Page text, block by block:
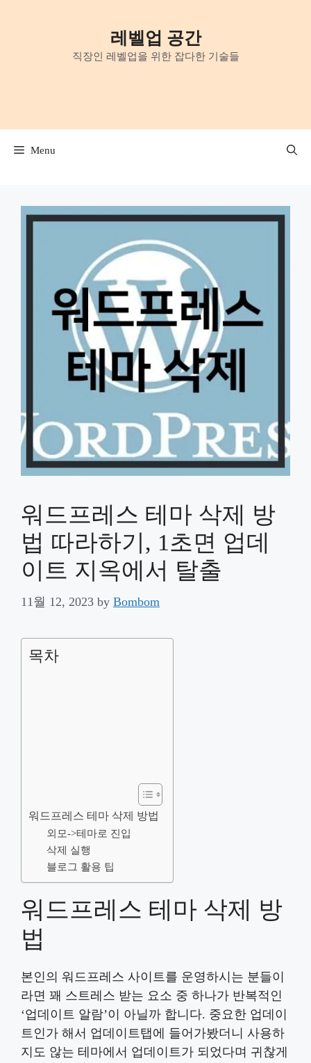
레벨업 공간
직장인 레벨업을 위한 잡다한 기술들
Menu
워드프레스 테마 삭제 방
법 따라하기, 1초면 업데
이트 지옥에서 탈출
11월 12, 2023 by Bombom
목차
워드프레스 테마 삭제 방법
외모->테마로 진입
삭제 실행
블로그 활용 팁
워드프레스 테마 삭제 방
법
본인의 워드프레스 사이트를 운영하시는 분들이
라면 꽤 스트레스 받는 요소 중 하나가 반복적인
‘업데이트 알람’이 아닐까 합니다. 중요한 업데이
트인가 해서 업데이트탭에 들어가봤더니 사용하
지도 않는 테마에서 업데이트가 되었다며 귀찮게